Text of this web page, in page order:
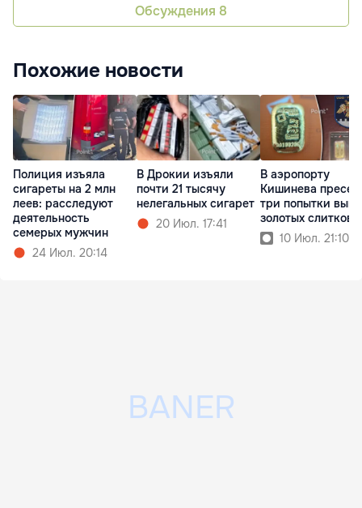
Обсуждения 8
Похожие новости
Полиция изъяла
сигареты на 2 млн
леев: расследуют
деятельность
семерых мужчин
24 Июл. 20:14
В Дрокии изъяли
почти 21 тысячу
нелегальных сигарет
20 Июл. 17:41
В аэропорту
Кишинева
три попытки
золотых слитков
10 Июл. 21:10